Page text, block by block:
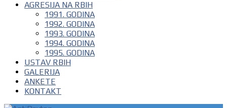
AGRESIJA NA RBIH
1991. GODINA
1992. GODINA
1993. GODINA
1994. GODINA
1995. GODINA
USTAV RBIH
GALERIJA
ANKETE
KONTAKT